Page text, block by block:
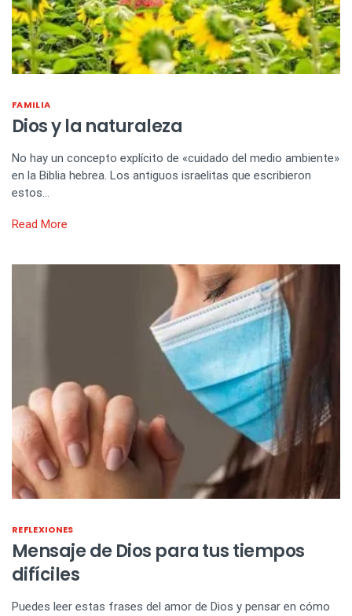
FAMILIA
Dios y la naturaleza
No hay un concepto explícito de «cuidado del medio ambiente»
en la Biblia hebrea. Los antiguos israelitas que escribieron
estos…
Read More
REFLEXIONES
Mensaje de Dios para tus tiempos
difíciles
Puedes leer estas frases del amor de Dios y pensar en cómo